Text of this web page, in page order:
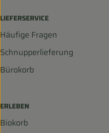
LIEFERSERVICE
Häufige Fragen
Schnupperlieferung
Bürokorb
ERLEBEN
Biokorb